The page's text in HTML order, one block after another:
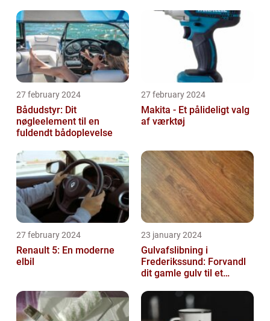
27 february 2024
Bådudstyr: Dit
nøgleelement til en
fuldendt bådoplevelse
27 february 2024
Makita - Et pålideligt valg
af værktøj
27 february 2024
Renault 5: En moderne
elbil
23 january 2024
Gulvafslibning i
Frederikssund: Forvandl
dit gamle gulv til et